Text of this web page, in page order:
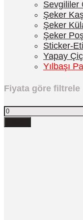
Sevgililer
Şeker
Şeker
Şeker
Sticker-
Yapay
Yılbaşı
Fiyata göre filtrele